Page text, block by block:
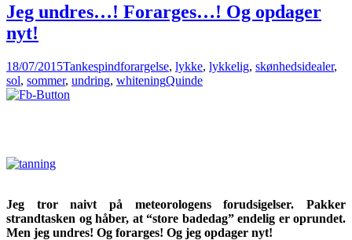
Jeg undres…! Forarges…! Og opdager
nyt!
18/07/2015Tankespindforargelse, lykke, lykkelig, skønhedsidealer,
sol, sommer, undring, whiteningQuinde
Jeg tror naivt på meteorologens forudsigelser. Pakker
strandtasken og håber, at “store badedag” endelig er oprundet.
Men jeg undres! Og forarges! Og jeg opdager nyt!